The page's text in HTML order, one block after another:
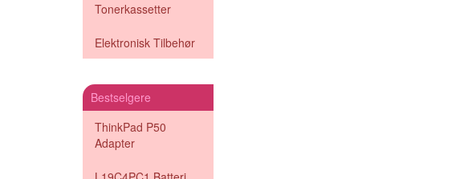
Tonerkassetter
Elektronisk Tilbehør
Bestselgere
ThinkPad P50
Adapter